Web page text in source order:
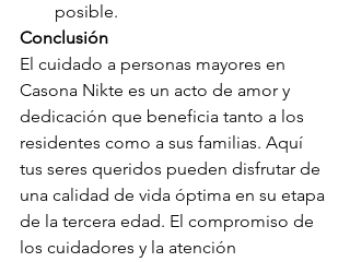
posible.
Conclusión
El cuidado a personas mayores en
Casona Nikte es un acto de amor y
dedicación que beneficia tanto a los
residentes como a sus familias. Aquí
tus seres queridos pueden disfrutar de
una calidad de vida óptima en su etapa
de la tercera edad. El compromiso de
los cuidadores y la atención